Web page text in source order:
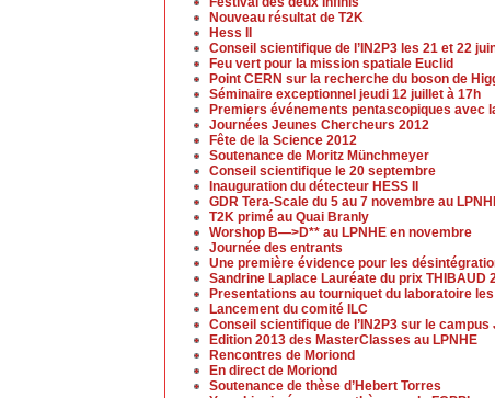
Nouveau résultat de T2K
Hess II
Conseil scientifique de l’IN2P3 les 21 et 22
Feu vert pour la mission spatiale Euclid
Point CERN sur la recherche du boson de
Séminaire exceptionnel jeudi 12 juillet à 17h
Premiers événements pentascopiques avec
Journées Jeunes Chercheurs 2012
Fête de la Science 2012
Soutenance de Moritz Münchmeyer
Conseil scientifique le 20 septembre
Inauguration du détecteur HESS II
GDR Tera-Scale du 5 au 7 novembre au
T2K primé au Quai Branly
Worshop B—>D** au LPNHE en novembre
Journée des entrants
Une première évidence pour les
Sandrine Laplace Lauréate du prix THIBAUD
Presentations au tourniquet du laboratoire
Lancement du comité ILC
Conseil scientifique de l’IN2P3 sur le campus
Edition 2013 des MasterClasses au LPNHE
Rencontres de Moriond
En direct de Moriond
Soutenance de thèse d’Hebert Torres